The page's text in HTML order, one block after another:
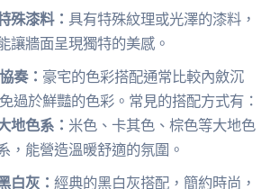
殊漆料： 具有特殊紋理或光澤的漆料，
讓牆面呈現獨特的美感。
奏： 豪宅的色彩搭配通常比較內斂沉
過於鮮豔的色彩。常見的搭配方式有：
地色系： 米色、卡其色、棕色等大地色
，能營造溫暖舒適的氛圍。
白灰： 經典的黑白灰搭配，簡約時尚，